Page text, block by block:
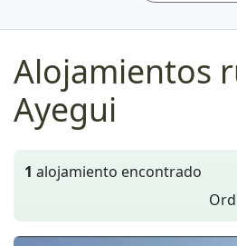
Alojamientos
Ayegui
1 alojamiento encontrado